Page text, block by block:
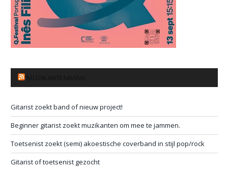
Gitarist zoekt band of nieuw project!
Beginner gitarist zoekt muzikanten om mee te jammen.
Toetsenist zoekt (semi) akoestische coverband in stijl pop/rock
Gitarist of toetsenist gezocht